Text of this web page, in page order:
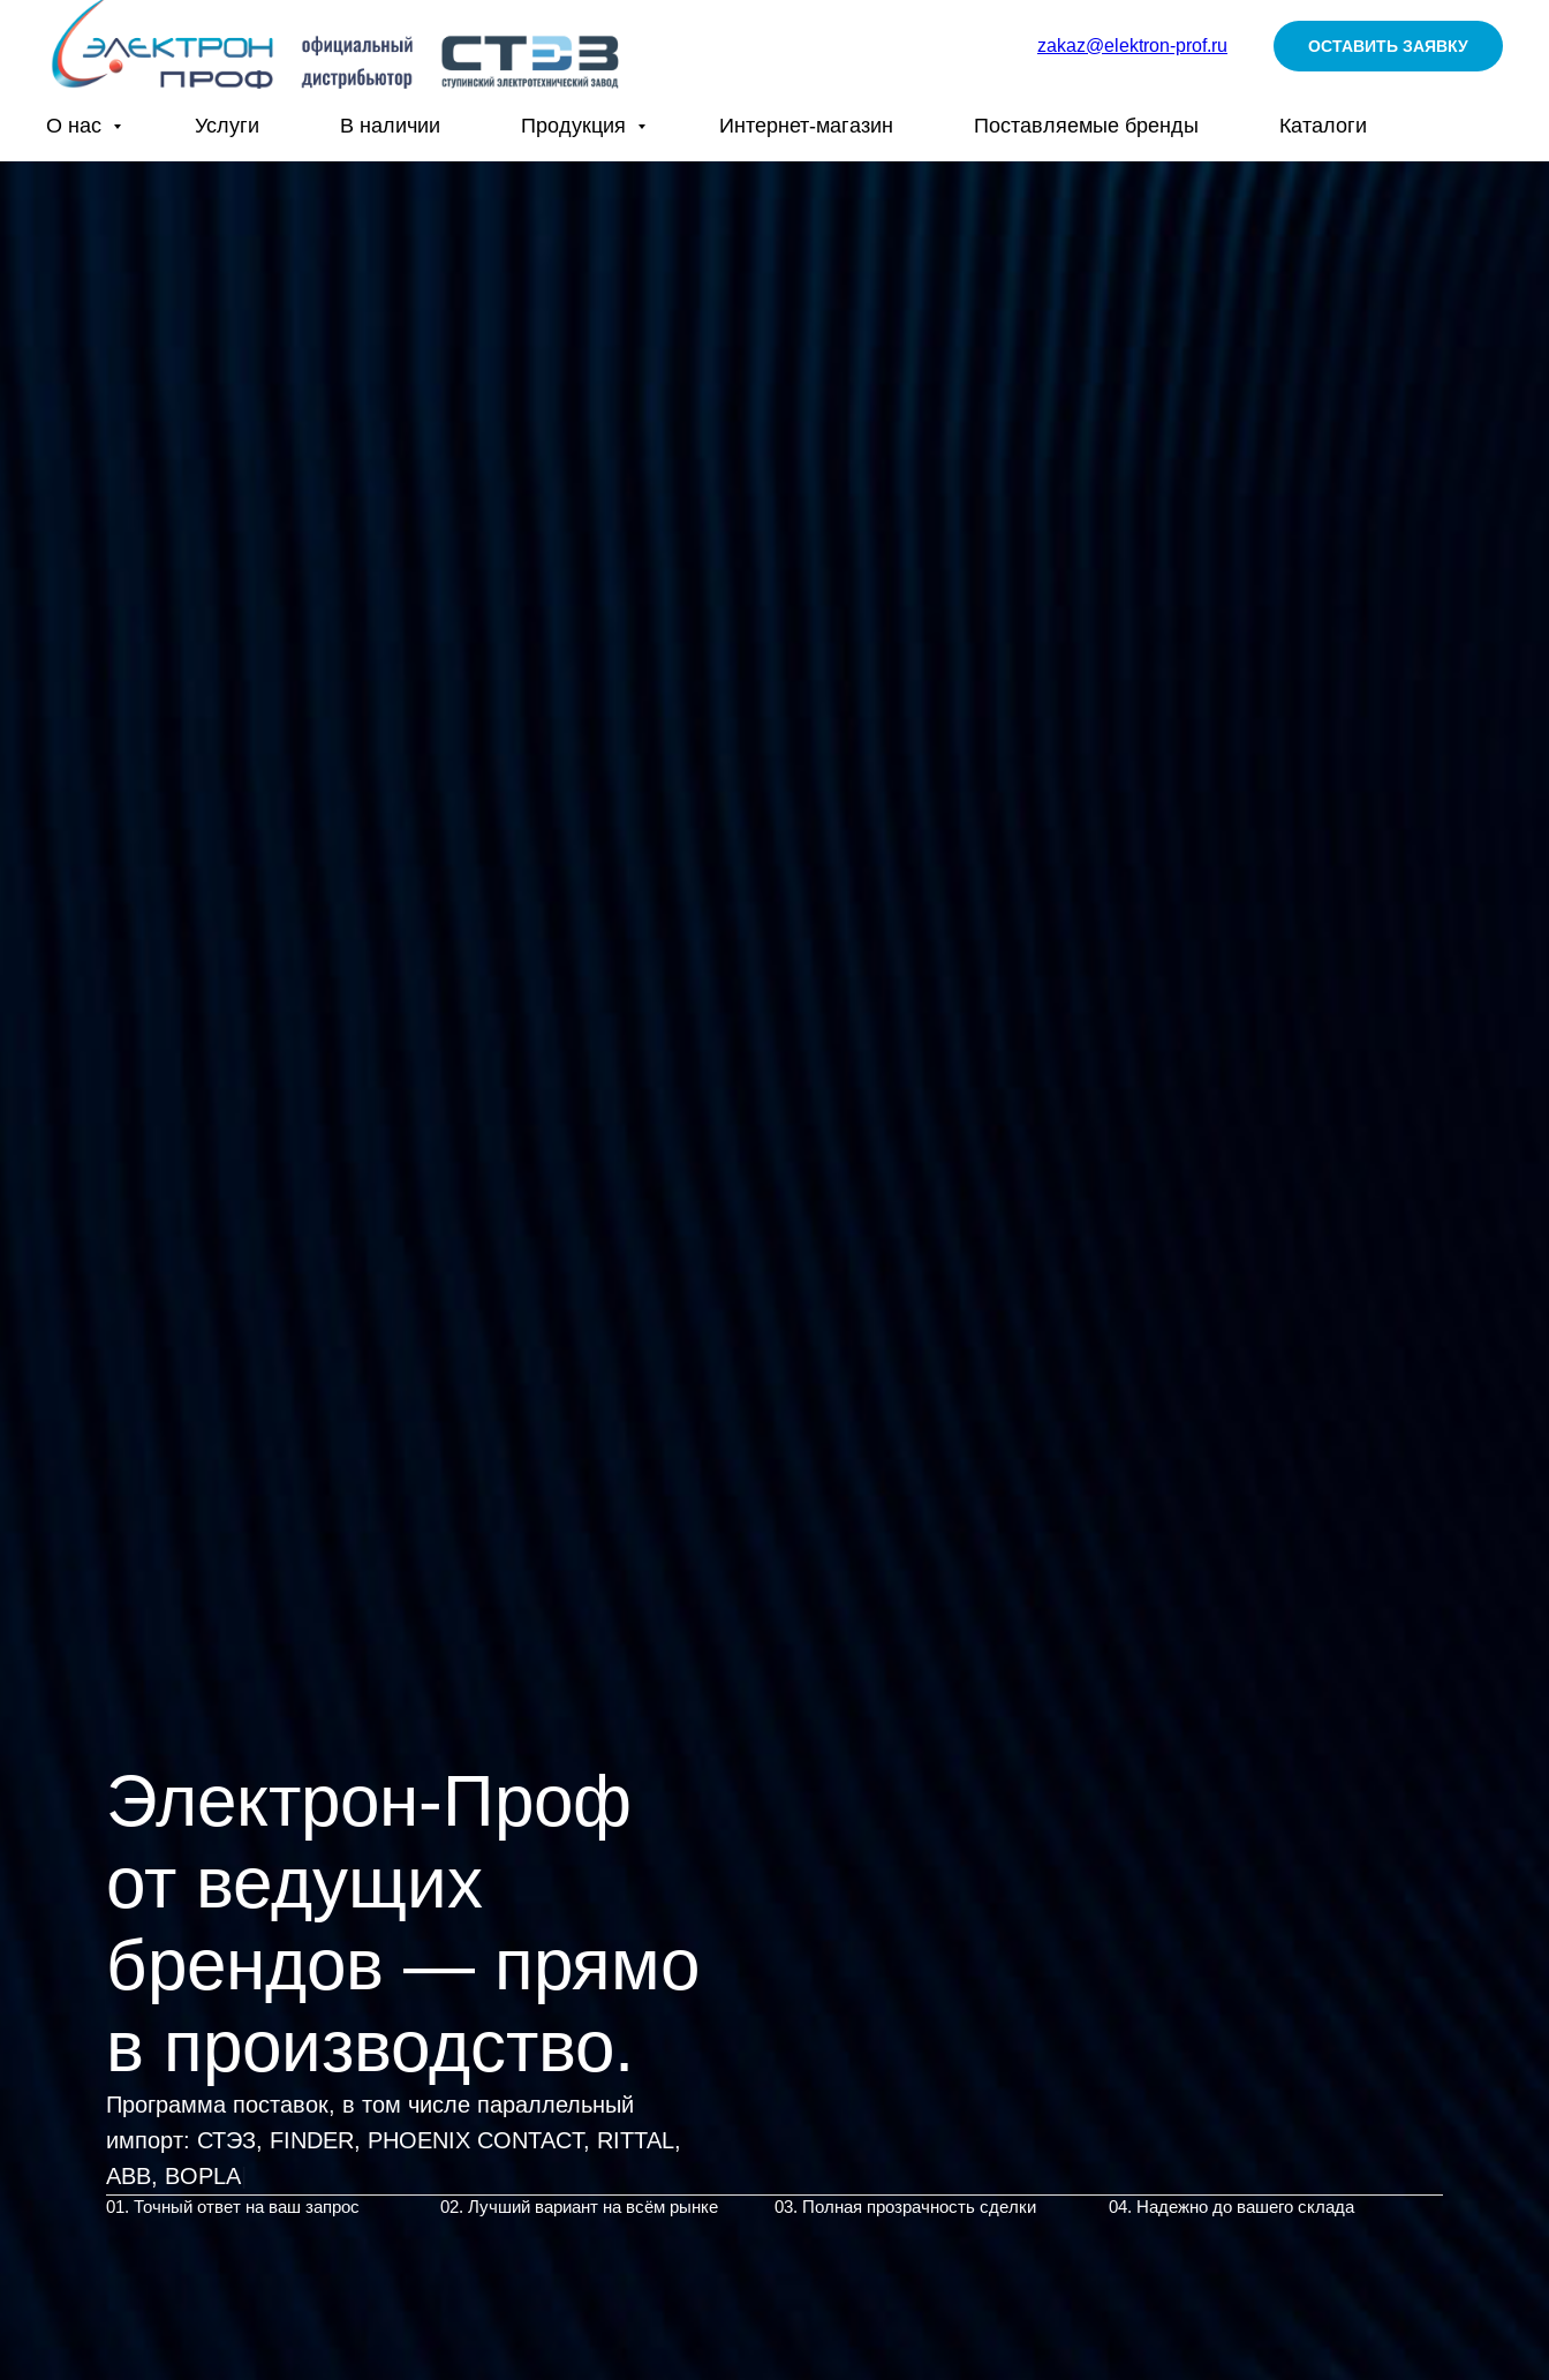
zakaz@elektron-prof.ru ОСТАВИТЬ ЗАЯВКУ
О нас Услуги В наличии Продукция Интернет-магазин Поставляемые бренды Каталоги
Электрон-Проф
от ведущих
брендов — прямо
в производство.
Программа поставок, в том числе параллельный
импорт:
СТЭЗ, FINDER, PHO
01. Точный ответ на ваш запрос